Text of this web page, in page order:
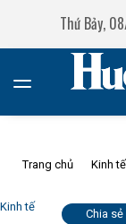
Thứ Bảy,
Trang chủ Kinh tế
Kinh tế
Chia sẻ